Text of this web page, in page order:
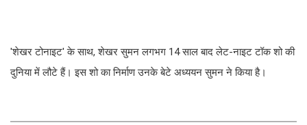
'शेखर टोनाइट' के साथ, शेखर सुमन लगभग 14 साल बाद लेट-नाइट टॉक शो की
दुनिया में लौटे हैं। इस शो का निर्माण उनके बेटे अध्ययन सुमन ने किया है।